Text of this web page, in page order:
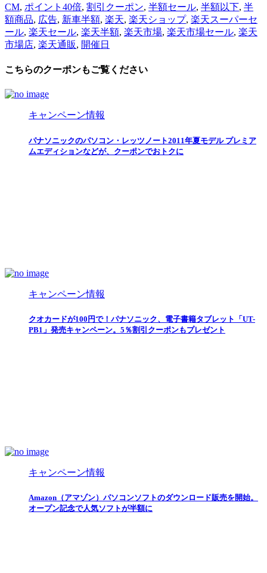
CM, ポイント40倍, 割引クーポン, 半額セール, 半額以下, 半
額商品, 広告, 新車半額, 楽天, 楽天ショップ, 楽天スーパーセ
ール, 楽天セール, 楽天半額, 楽天市場, 楽天市場セール, 楽天
市場店, 楽天通販, 開催日
こちらのクーポンもご覧ください
キャンペーン情報
パナソニックのパソコン・レッツノート2011年夏モデル プレミア
ムエディションなどが、クーポンでおトクに
キャンペーン情報
クオカードが100円で！パナソニック、電子書籍タブレット「UT-
PB1」発売キャンペーン。5％割引クーポンもプレゼント
キャンペーン情報
Amazon（アマゾン）パソコンソフトのダウンロード販売を開始。
オープン記念で人気ソフトが半額に